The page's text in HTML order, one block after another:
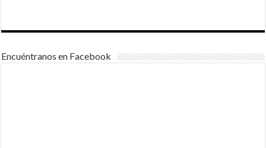
Encuéntranos en Facebook